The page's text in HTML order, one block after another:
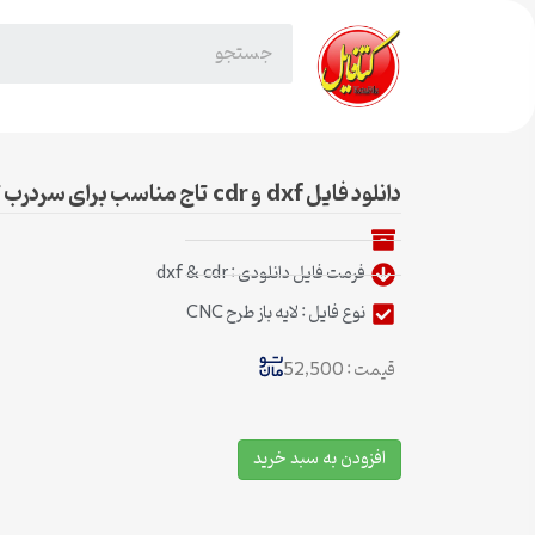
دانلود فایل dxf و cdr تاج مناسب برای سردرب تخت خواب
فرمت فایل دانلودی : dxf & cdr
نوع فایل : لایه باز طرح CNC
قیمت : 52,500
افزودن به سبد خرید